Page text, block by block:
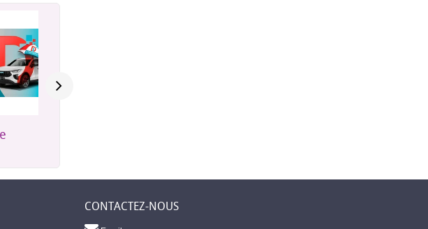
CONTACTEZ-NOUS